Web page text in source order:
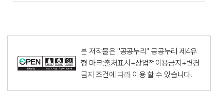
본 저작물은 "공공누리"공공누리 제4유
형 마크:출처표시+상업적이용금지+변경
금지 조건에 따라 이용 할 수 있습니다.